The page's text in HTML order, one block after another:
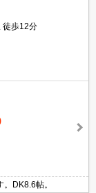
徒歩12分
DK8.6帖。